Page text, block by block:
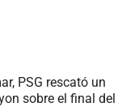
PSG rescató un
sobre el final del